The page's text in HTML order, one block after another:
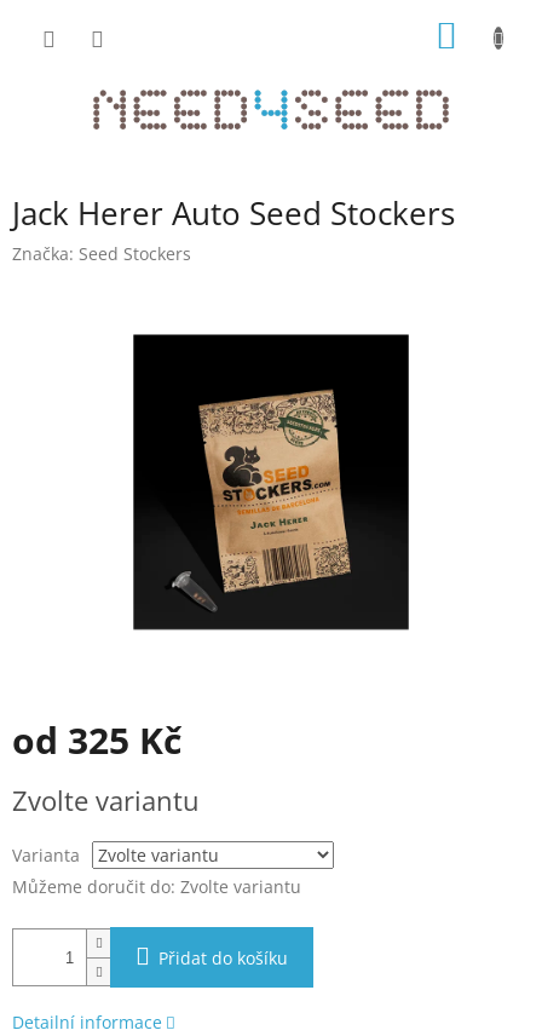
Jack Herer Auto Seed Stockers
Značka: Seed Stockers
od 325 Kč
cena:
Zvolte variantu
Varianta
Můžeme doručit do: Zvolte variantu
Přidat do košíku
Detailní informace